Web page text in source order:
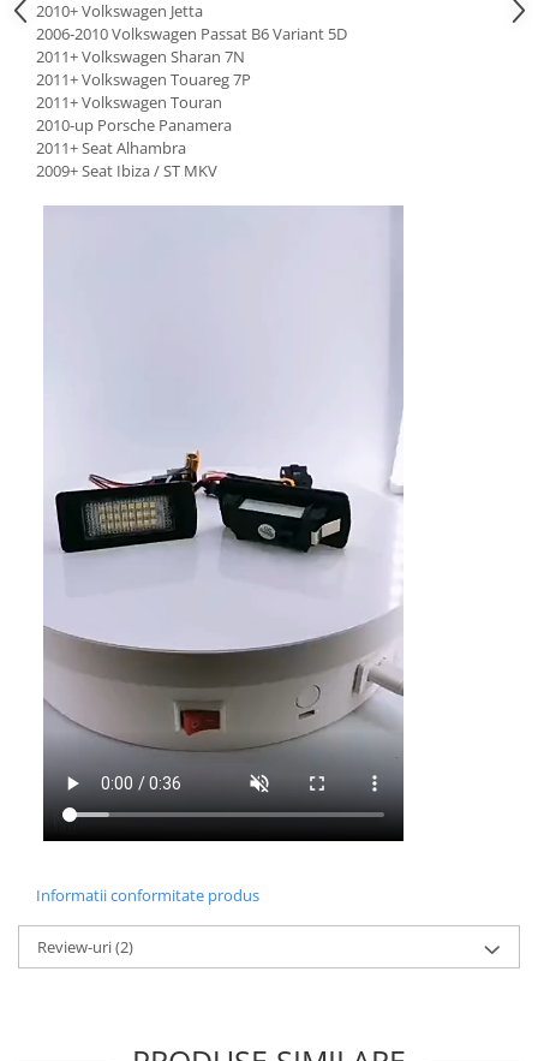
2010+ Volkswagen Jetta
2006-2010 Volkswagen Passat B6 Variant 5D
2011+ Volkswagen Sharan 7N
2011+ Volkswagen Touareg 7P
2011+ Volkswagen Touran
2010-up Porsche Panamera
2011+ Seat Alhambra
2009+ Seat Ibiza / ST MKV
Informatii conformitate produs
Review-uri(2)